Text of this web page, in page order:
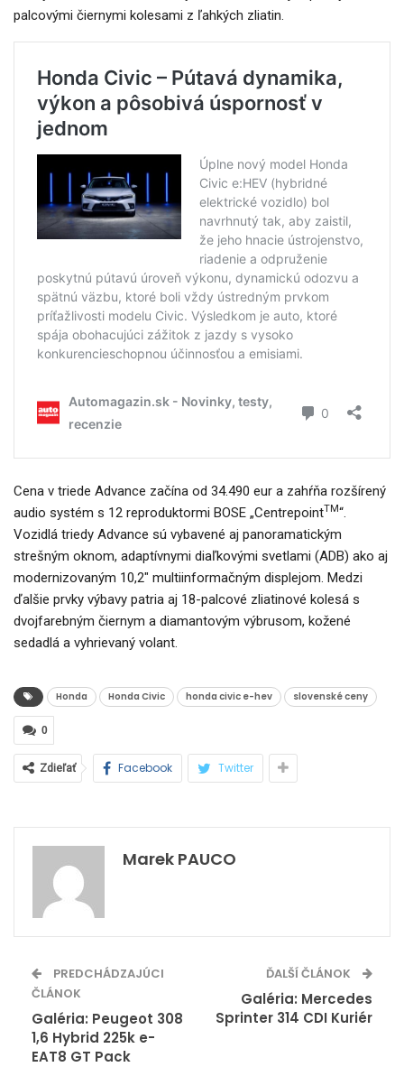
palcovými čiernymi kolesami z ľahkých zliatin.
Cena v triede Advance začína od 34.490 eur a zahŕňa rozšírený
audio systém s 12 reproduktormi BOSE „CentrepointTM“.
Vozidlá triedy Advance sú vybavené aj panoramatickým
strešným oknom, adaptívnymi diaľkovými svetlami (ADB) ako aj
modernizovaným 10,2″ multiinformačným displejom. Medzi
ďalšie prvky výbavy patria aj 18-palcové zliatinové kolesá s
dvojfarebným čiernym a diamantovým výbrusom, kožené
sedadlá a vyhrievaný volant.
Honda Honda Civic honda civic e-hev slovenské ceny
0
Zdieľať Facebook Twitter
Marek PAUCO
PREDCHÁDZAJÚCI
ČLÁNOK
Galéria: Peugeot 308
1,6 Hybrid 225k e-
EAT8 GT Pack
ĎALŠÍ ČLÁNOK
Galéria: Mercedes
Sprinter 314 CDI Kuriér